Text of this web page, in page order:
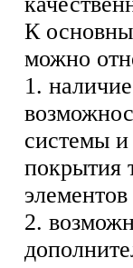
К
можно
1.
системы
покрытия
2.